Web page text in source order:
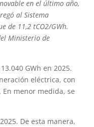
en el último año,
al Sistema
de 11,2 tCO2/GWh.
Ministerio de
GWh en 2025.
eléctrica, con
menor medida, se
De esta manera,